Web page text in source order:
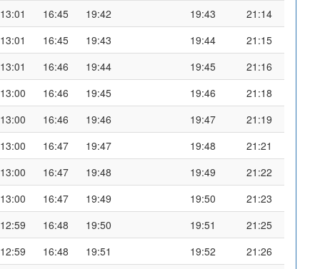
13:01 16:45 19:42 19:43
21:14
13:01 16:45 19:43 19:44
21:15
13:01 16:46 19:44 19:45
21:16
13:00 16:46 19:45 19:46
21:18
13:00 16:46 19:46 19:47
21:19
13:00 16:47 19:47 19:48
21:21
13:00 16:47 19:48 19:49
21:22
13:00 16:47 19:49 19:50
21:23
12:59 16:48 19:50 19:51
21:25
12:59 16:48 19:51 19:52
21:26